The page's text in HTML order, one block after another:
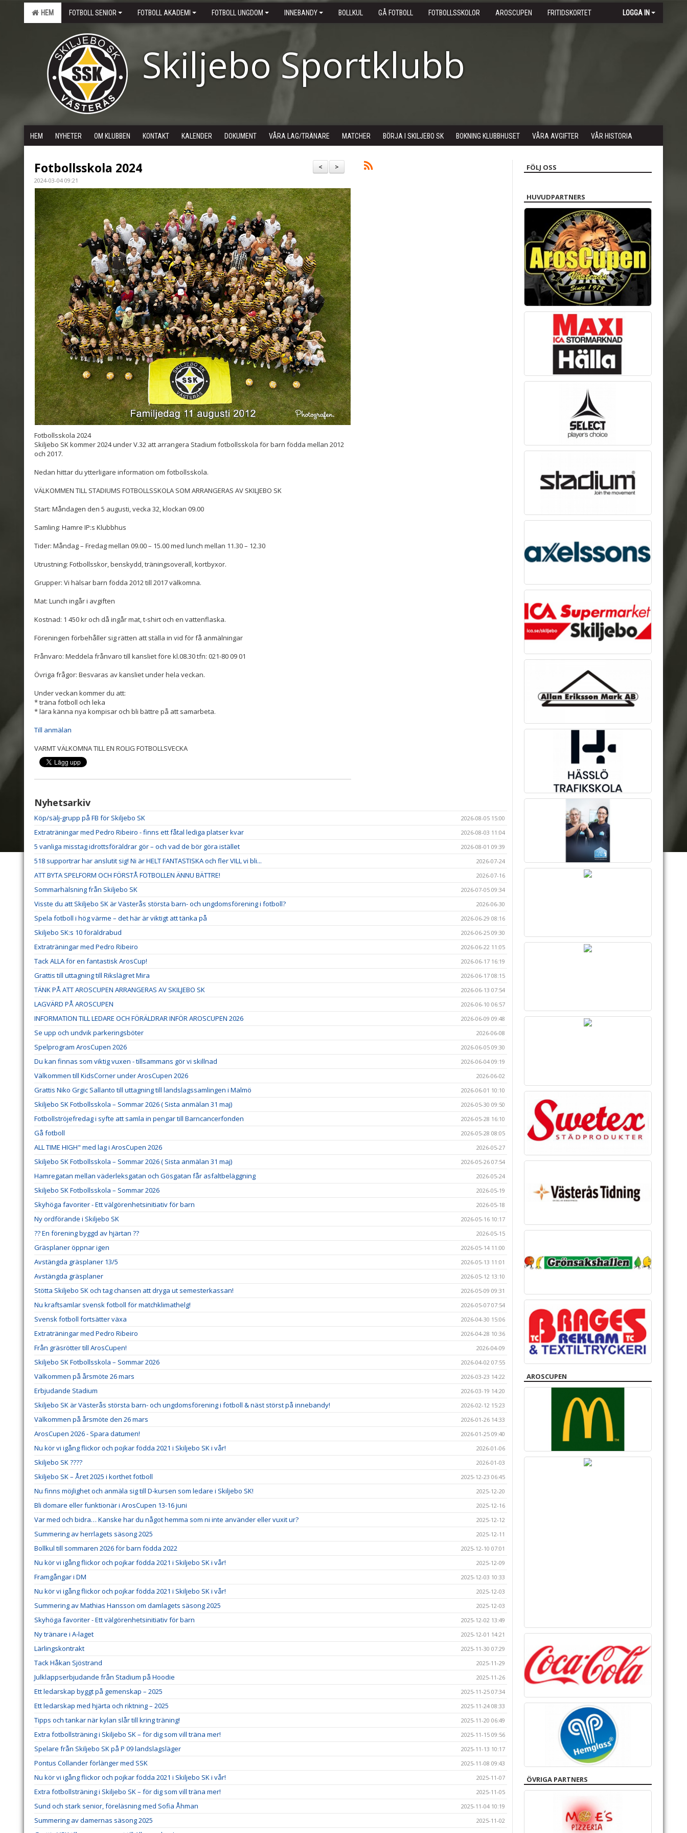
HEM FOTBOLL SENIOR FOTBOLL AKADEMI FOTBOLL UNGDOM INNEBANDY BOLLKUL GÅ FOTBOLL FOTBOLLSSKOLOR AROSCUPEN FRITIDSKORTET LOGGA IN
Skiljebo Sportklubb
HEM NYHETER OM KLUBBEN KONTAKT KALENDER DOKUMENT VÅRA LAG/TRÄNARE MATCHER BÖRJA I SKILJEBO SK BOKNING KLUBBHUSET VÅRA AVGIFTER VÅR HISTORIA
>
<
Fotbollsskola 2024
2024-03-04 09:21
Fotbollsskola 2024
Skiljebo SK kommer 2024 under V.32 att arrangera Stadium fotbollsskola för barn födda mellan 2012
och 2017.
Nedan hittar du ytterligare information om fotbollsskola.
VÄLKOMMEN TILL STADIUMS FOTBOLLSSKOLA SOM ARRANGERAS AV SKILJEBO SK
Start: Måndagen den 5 augusti, vecka 32, klockan 09.00
Samling: Hamre IP:s Klubbhus
Tider: Måndag – Fredag mellan 09.00 – 15.00 med lunch mellan 11.30 – 12.30
Utrustning: Fotbollsskor, benskydd, träningsoverall, kortbyxor.
Grupper: Vi hälsar barn födda 2012 till 2017 välkomna.
Mat: Lunch ingår i avgiften
Kostnad: 1 450 kr och då ingår mat, t-shirt och en vattenflaska.
Föreningen förbehåller sig rätten att ställa in vid för få anmälningar
Frånvaro: Meddela frånvaro till kansliet före kl.08.30 tfn: 021-80 09 01
Övriga frågor: Besvaras av kansliet under hela veckan.
Under veckan kommer du att:
* träna fotboll och leka
* lära känna nya kompisar och bli bättre på att samarbeta.
Till anmälan
VARMT VÄLKOMNA TILL EN ROLIG FOTBOLLSVECKA
Nyhetsarkiv
Köp/sälj-grupp på FB för Skiljebo SK 2026-08-05 15:00
Extraträningar med Pedro Ribeiro - finns ett fåtal lediga platser kvar 2026-08-03 11:04
5 vanliga misstag idrottsföräldrar gör – och vad de bör göra istället 2026-08-01 09:39
518 supportrar har anslutit sig! Ni är HELT FANTASTISKA och fler VILL vi bli... 2026-07-24
ATT BYTA SPELFORM OCH FÖRSTÅ FOTBOLLEN ÄNNU BÄTTRE! 2026-07-16
Sommarhälsning från Skiljebo SK 2026-07-05 09:34
Visste du att Skiljebo SK är Västerås största barn- och ungdomsförening i fotboll? 2026-06-30
Spela fotboll i hög värme – det här är viktigt att tänka på 2026-06-29 08:16
Skiljebo SK:s 10 föräldrabud 2026-06-25 09:30
Extraträningar med Pedro Ribeiro 2026-06-22 11:05
Tack ALLA för en fantastisk ArosCup! 2026-06-17 16:19
Grattis till uttagning till Rikslägret Mira 2026-06-17 08:15
TÄNK PÅ ATT AROSCUPEN ARRANGERAS AV SKILJEBO SK 2026-06-13 07:54
LAGVÄRD PÅ AROSCUPEN 2026-06-10 06:57
INFORMATION TILL LEDARE OCH FÖRÄLDRAR INFÖR AROSCUPEN 2026 2026-06-09 09:48
Se upp och undvik parkeringsböter 2026-06-08
Spelprogram ArosCupen 2026 2026-06-05 09:30
Du kan finnas som viktig vuxen - tillsammans gör vi skillnad 2026-06-04 09:19
Välkommen till KidsCorner under ArosCupen 2026 2026-06-02
Grattis Niko Grgic Sallanto till uttagning till landslagssamlingen i Malmö 2026-06-01 10:10
Skiljebo SK Fotbollsskola – Sommar 2026 ( Sista anmälan 31 maj) 2026-05-30 09:50
Fotbollströjefredag i syfte att samla in pengar till Barncancerfonden 2026-05-28 16:10
Gå fotboll 2026-05-28 08:05
ALL TIME HIGH" med lag i ArosCupen 2026 2026-05-27
Skiljebo SK Fotbollsskola – Sommar 2026 ( Sista anmälan 31 maj) 2026-05-26 07:54
Hamregatan mellan väderleksgatan och Gösgatan får asfaltbeläggning 2026-05-24
Skiljebo SK Fotbollsskola – Sommar 2026 2026-05-19
Skyhöga favoriter - Ett välgörenhetsinitiativ för barn 2026-05-18
Ny ordförande i Skiljebo SK 2026-05-16 10:17
?? En förening byggd av hjärtan ?? 2026-05-15
Gräsplaner öppnar igen 2026-05-14 11:00
Avstängda gräsplaner 13/5 2026-05-13 11:01
Avstängda gräsplaner 2026-05-12 13:10
Stötta Skiljebo SK och tag chansen att dryga ut semesterkassan! 2026-05-09 09:31
Nu kraftsamlar svensk fotboll för matchklimathelg! 2026-05-07 07:54
Svensk fotboll fortsätter växa 2026-04-30 15:06
Extraträningar med Pedro Ribeiro 2026-04-28 10:36
Från gräsrötter till ArosCupen! 2026-04-09
Skiljebo SK Fotbollsskola – Sommar 2026 2026-04-02 07:55
Välkommen på årsmöte 26 mars 2026-03-23 14:22
Erbjudande Stadium 2026-03-19 14:20
Skiljebo SK är Västerås största barn- och ungdomsförening i fotboll & näst störst på innebandy! 2026-02-12 15:23
Välkommen på årsmöte den 26 mars 2026-01-26 14:33
ArosCupen 2026 - Spara datumen! 2026-01-25 09:40
Nu kör vi igång flickor och pojkar födda 2021 i Skiljebo SK i vår! 2026-01-06
Skiljebo SK ???? 2026-01-03
Skiljebo SK – Året 2025 i korthet fotboll 2025-12-23 06:45
Nu finns möjlighet och anmäla sig till D-kursen som ledare i Skiljebo SK! 2025-12-20
Bli domare eller funktionär i ArosCupen 13-16 juni 2025-12-16
Var med och bidra… Kanske har du något hemma som ni inte använder eller vuxit ur? 2025-12-12
Summering av herrlagets säsong 2025 2025-12-11
Bollkul till sommaren 2026 för barn födda 2022 2025-12-10 07:01
Nu kör vi igång flickor och pojkar födda 2021 i Skiljebo SK i vår! 2025-12-09
Framgångar i DM 2025-12-03 10:33
Nu kör vi igång flickor och pojkar födda 2021 i Skiljebo SK i vår! 2025-12-03
Summering av Mathias Hansson om damlagets säsong 2025 2025-12-03
Skyhöga favoriter - Ett välgörenhetsinitiativ för barn 2025-12-02 13:49
Ny tränare i A-laget 2025-12-01 14:21
Lärlingskontrakt 2025-11-30 07:29
Tack Håkan Sjöstrand 2025-11-29
Julklappserbjudande från Stadium på Hoodie 2025-11-26
Ett ledarskap byggt på gemenskap – 2025 2025-11-25 07:34
Ett ledarskap med hjärta och riktning – 2025 2025-11-24 08:33
Tipps och tankar när kylan slår till kring träning! 2025-11-20 06:49
Extra fotbollsträning i Skiljebo SK – för dig som vill träna mer! 2025-11-15 09:56
Spelare från Skiljebo SK på P 09 landslagsläger 2025-11-13 10:17
Pontus Collander förlänger med SSK 2025-11-08 09:43
Nu kör vi igång flickor och pojkar födda 2021 i Skiljebo SK i vår! 2025-11-07
Extra fotbollsträning i Skiljebo SK – för dig som vill träna mer! 2025-11-05
Sund och stark senior, föreläsning med Sofia Åhman 2025-11-04 10:19
Summering av damernas säsong 2025 2025-11-02
FÖLJ OSS
HUVUDPARTNERS
AROSCUPEN
ÖVRIGA PARTNERS